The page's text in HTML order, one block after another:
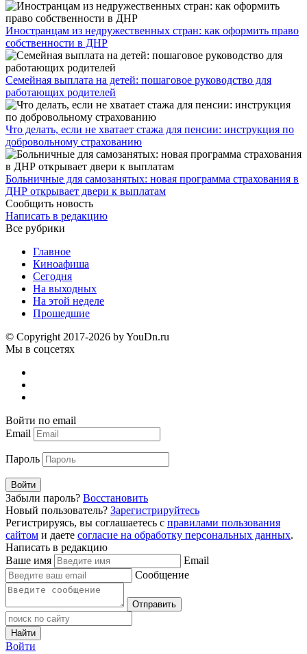
Иностранцам из недружественных стран: как оформить право
собственности в ДНР
Семейная выплата на детей: пошаговое руководство для
работающих родителей
Что делать, если не хватает стажа для пенсии: инструкция по
добровольному страхованию
Больничные для самозанятых: новая программа страхования в
ДНР открывает двери к выплатам
Сообщить новость
Написать в редакцию
Все рубрики
Главное
Киноафиша
Сегодня
На выходных
На этой неделе
Прошедшие
© Copyright 2017-2026 by YouDn.ru
Мы в соцсетях
Войти по email
Email
Пароль
Войти
Забыли пароль? Восстановить
Новый пользователь? Зарегистрируйтесь
Регистрируясь, вы соглашаетесь с правилами пользования
сайтом и даете согласие на обработку персональных данных.
Написать в редакцию
Ваше имя
Email
Сообщение
Отправить
Найти
Войти